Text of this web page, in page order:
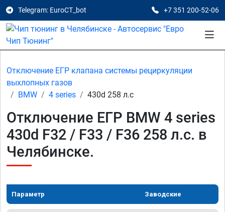
Telegram: EuroCT_bot +7 351 200-52-06
Отключение ЕГР клапана системы рециркуляции
выхлопных газов
BMW
4 series 430d 258 л.с
Отключение ЕГР BMW 4 series
430d F32 / F33 / F36 258 л.с. в
Челябинске.
Параметр Заводские